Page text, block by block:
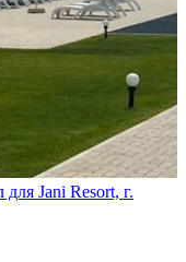
Jani Resort, г.